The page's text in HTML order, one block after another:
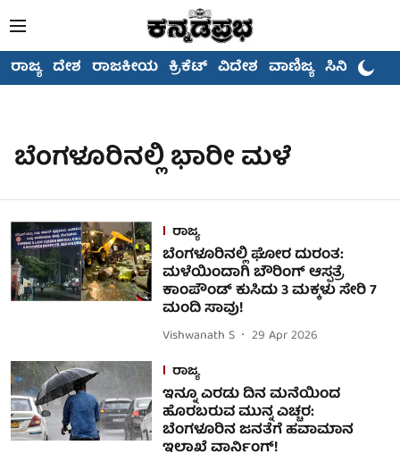
ರಾಜ್ಯ ದೇಶ ರಾಜಕೀಯ ಕ್ರಿಕೆಟ್ ವಿದೇಶ ವಾಣಿಜ್ಯ ಸಿನಿಮಾ
ಬೆಂಗಳೂರಿನಲ್ಲಿ ಭಾರೀ ಮಳೆ
ರಾಜ್ಯ
ಬೆಂಗಳೂರಿನಲ್ಲಿ ಘೋರ ದುರಂತ:
ಮಳೆಯಿಂದಾಗಿ ಬೌರಿಂಗ್ ಆಸ್ಪತ್ರೆ
ಕಾಂಪೌಂಡ್ ಕುಸಿದು 3 ಮಕ್ಕಳು ಸೇರಿ 7
ಮಂದಿ ಸಾವು!
Vishwanath S
29 Apr 2026
ರಾಜ್ಯ
ಇನ್ನೂ ಎರಡು ದಿನ ಮನೆಯಿಂದ
ಹೊರಬರುವ ಮುನ್ನ ಎಚ್ಚರ:
ಬೆಂಗಳೂರಿನ ಜನತೆಗೆ ಹವಾಮಾನ
ಇಲಾಖೆ ವಾರ್ನಿಂಗ್!